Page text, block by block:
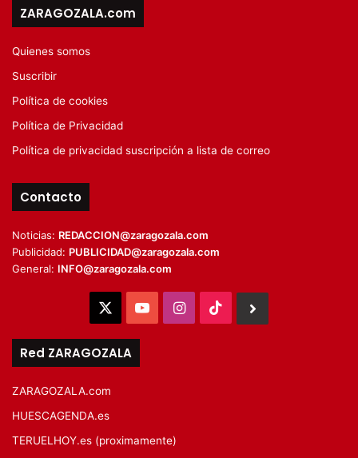
ZARAGOZALA.com
Quienes somos
Suscribir
Política de cookies
Política de Privacidad
Política de privacidad suscripción a lista de correo
Contacto
Noticias: REDACCION@zaragozala.com
Publicidad: PUBLICIDAD@zaragozala.com
General: INFO@zaragozala.com
YouTubeInstagram
TikTok
Red ZARAGOZALA
ZARAGOZALA.com
HUESCAGENDA.es
TERUELHOY.es (proximamente)